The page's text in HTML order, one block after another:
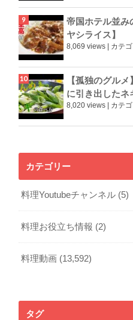
帝国ホテル並
ヤシライス】
8,069 views | カテ
【孤独のグル
に引き出したネ
8,020 views | カテ
カテゴリー
料理Youtubeチャンネル (5)
料理お役立ち情報 (2)
料理動画 (13,592)
タグ